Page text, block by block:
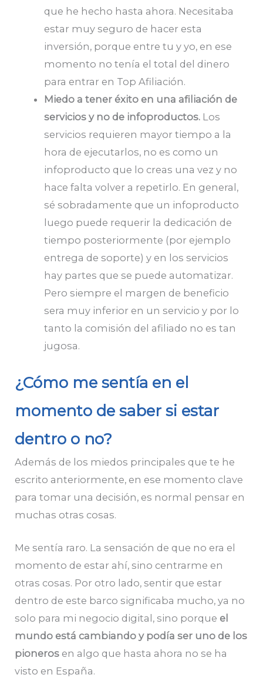
que he hecho hasta ahora. Necesitaba
estar muy seguro de hacer esta
inversión, porque entre tu y yo, en ese
momento no tenía el total del dinero
para entrar en Top Afiliación.
Miedo a tener éxito en una afiliación de
servicios y no de infoproductos.Los
servicios requieren mayor tiempo a la
hora de ejecutarlos, no es como un
infoproducto que lo creas una vez y no
hace falta volver a repetirlo. En general,
sé sobradamente que un infoproducto
luego puede requerir la dedicación de
tiempo posteriormente (por ejemplo
entrega de soporte) y en los servicios
hay partes que se puede automatizar.
Pero siempre el margen de beneficio
sera muy inferior en un servicio y por lo
tanto la comisión del afiliado no es tan
jugosa.
¿Cómo me sentía en el
momento de saber si estar
dentro o no?
Además de los miedos principales que te he
escrito anteriormente, en ese momento clave
para tomar una decisión, es normal pensar en
muchas otras cosas.
Me sentía raro. La sensación de que no era el
momento de estar ahí, sino centrarme en
otras cosas. Por otro lado, sentir que estar
dentro de este barco significaba mucho, ya no
solo para mi negocio digital, sino porque el
mundo está cambiando y podía ser uno de los
pioneros en algo que hasta ahora no se ha
visto en España.